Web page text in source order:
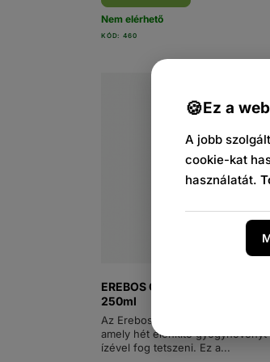
Ez a
A jobb
cookie-kat
használatát.
KÓD: 460
Nem elérhető
EREBOS ORIGINAL -
250ml
Az Erebos Original egy
amely hét élénkítő
ízével fog tetszeni. Ez a...